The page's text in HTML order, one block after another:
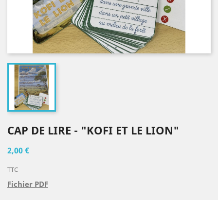
CAP DE LIRE - "KOFI ET LE LION"
2,00 €
TTC
Fichier PDF